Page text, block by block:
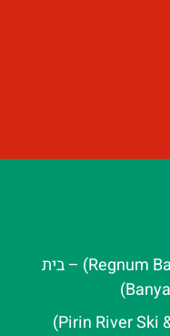
מלון רגנום (Regnum Banya Thermal Hotel) – בית